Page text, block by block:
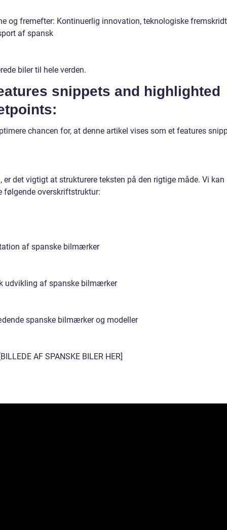
og fremefter: Kontinuerlig innovation, teknologiske
af spansk
biler til hele verden.
snippets and highlighted
chancen for, at denne artikel vises som et features
er det vigtigt at strukturere teksten på den rigtige måde. Vi kan
følgende overskriftstruktur:
af spanske bilmærker
udvikling af spanske bilmærker
spanske bilmærker og modeller
AF SPANSKE BILER HER]